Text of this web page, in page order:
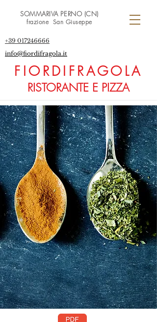
SOMMARIVA PERNO (CN)
frazione San Giuseppe
FIORDIFRAGOLA
RISTORANTE E PIZZA
+39 017246666
info@fiordifragola.it